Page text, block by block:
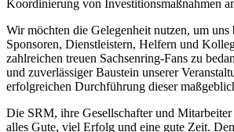
Koordinierung von Investitionsmaßnahmen
Wir möchten die Gelegenheit nutzen, um uns
Sponsoren, Dienstleistern, Helfern und
zahlreichen treuen Sachsenring-Fans zu
und zuverlässiger Baustein unserer
erfolgreichen Durchführung dieser
Die SRM, ihre Gesellschafter und
alles Gute, viel Erfolg und eine gute Zeit.